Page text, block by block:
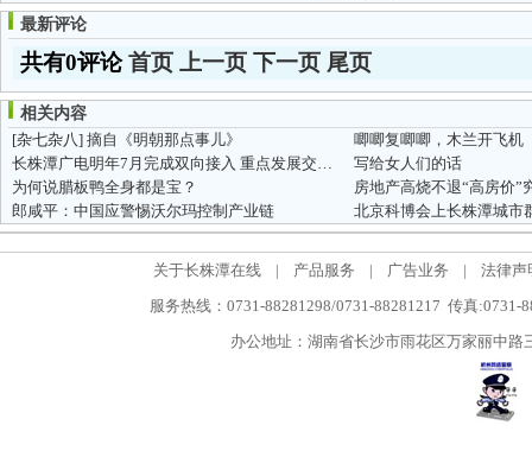
最新评论
共有0评论首页 上一页 下一页 尾页
相关内容
[杂七杂八] 摘自《明朝那点事儿》
唧唧复唧唧，木兰开飞机
长株潭广电明年7月完成双向接入 重点发展交互业务
写给女人们的话
为何说腊板鸭全身都是宝？
房地产高烧不退“高房价”
郎咸平：中国应警惕沃尔玛控制产业链
北京科博会上长株潭城市
关于长株潭在线 | 产品服务 | 广告业务 |
法律声
服务热线：0731-88281298/0731-88281217 传真:0731-
办公地址：湖南省长沙市雨花区万家丽中